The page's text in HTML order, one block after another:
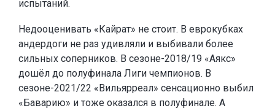
испытаний.
Недооценивать «Кайрат» не стоит. В еврокубках
андердоги не раз удивляли и выбивали более
сильных соперников. В сезоне-2018/19 «Аякс»
дошёл до полуфинала Лиги чемпионов. В
сезоне-2021/22 «Вильярреал» сенсационно выбил
«Баварию» и тоже оказался в полуфинале. А